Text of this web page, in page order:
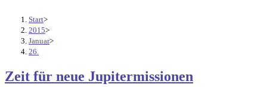
Start>
2015>
Januar>
26.
Zeit für neue Jupitermissionen